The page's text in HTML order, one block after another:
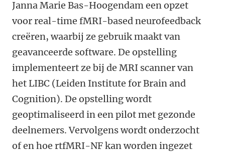
Janna Marie Bas-Hoogendam een opzet
voor real-time fMRI-based neurofeedback
creëren, waarbij ze gebruik maakt van
geavanceerde software. De opstelling
implementeert ze bij de MRI scanner van
het LIBC (Leiden Institute for Brain and
Cognition). De opstelling wordt
geoptimaliseerd in een pilot met gezonde
deelnemers. Vervolgens wordt onderzocht
of en hoe rtfMRI-NF kan worden ingezet